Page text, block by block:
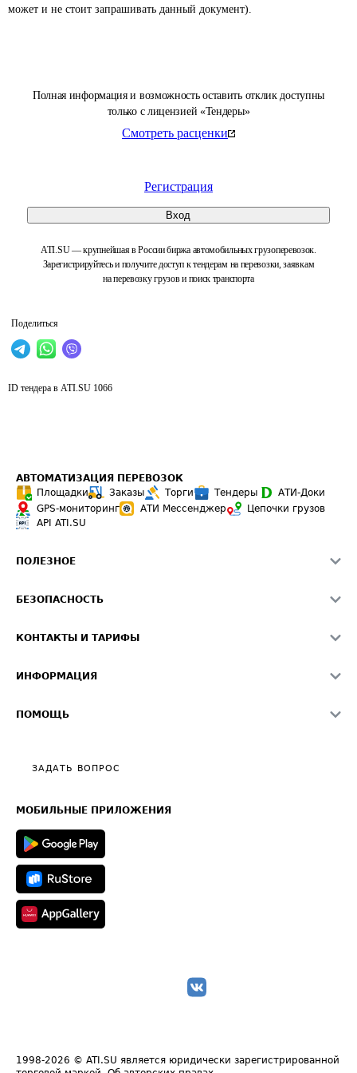
Полная информация и возможность оставить отклик доступны
только с лицензией «Тендеры»
Смотреть расценки
Регистрация
Вход
ATI.SU — крупнейшая в России биржа автомобильных грузоперевозок.
Зарегистрируйтесь и получите доступ к тендерам на перевозки, заявкам
на перевозку грузов и поиск транспорта
Поделиться
может и не стоит запрашивать данный документ).
ID тендера в ATI.SU 1066
АВТОМАТИЗАЦИЯ ПЕРЕВОЗОК
Площадки
Заказы Торги Тендеры
АТИ-Доки
GPS-мониторинг
АТИ Мессенджер
Цепочки грузов
API ATI.SU
ПОЛЕЗНОЕ
Звезды ATI.SU на вашем сайте
Средние ставки
БЕЗОПАСНОСТЬ
Светофор+
О формировании Паспорта
КОНТАКТЫ И ТАРИФЫ
Реклама на сайте
ИНФОРМАЦИЯ
Общие положения
ПОМОЩЬ
Полезное по перевозкам
Техническая информация
ЗАДАТЬ ВОПРОС
МОБИЛЬНЫЕ ПРИЛОЖЕНИЯ
1998-2026 © ATI.SU является юридически зарегистрированной